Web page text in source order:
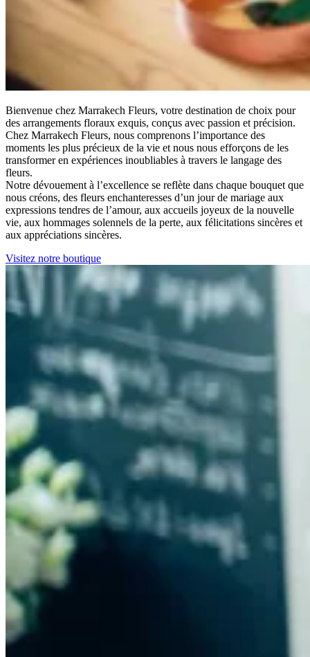
Bienvenue chez Marrakech Fleurs, votre destination de choix pour
des arrangements floraux exquis, conçus avec passion et précision.
Chez Marrakech Fleurs, nous comprenons l’importance des
moments les plus précieux de la vie et nous nous efforçons de les
transformer en expériences inoubliables à travers le langage des
fleurs.
Notre dévouement à l’excellence se reflète dans chaque bouquet que
nous créons, des fleurs enchanteresses d’un jour de mariage aux
expressions tendres de l’amour, aux accueils joyeux de la nouvelle
vie, aux hommages solennels de la perte, aux félicitations sincères et
aux appréciations sincères.
Visitez notre boutique